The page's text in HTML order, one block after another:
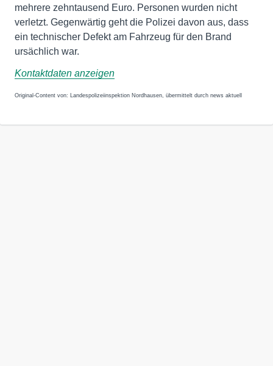
mehrere zehntausend Euro. Personen wurden nicht
verletzt. Gegenwärtig geht die Polizei davon aus, dass
ein technischer Defekt am Fahrzeug für den Brand
ursächlich war.
Kontaktdaten anzeigen
Original-Content von: Landespolizeiinspektion Nordhausen, übermittelt durch news aktuell